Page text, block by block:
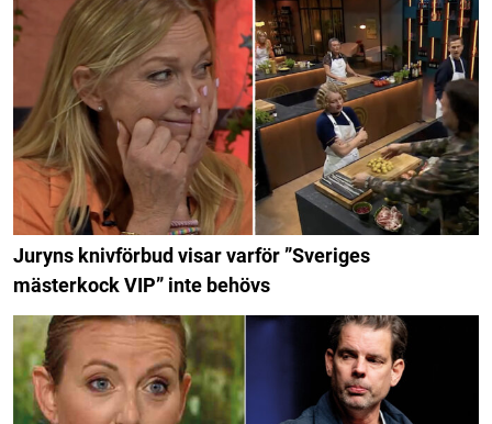
Juryns knivförbud visar varför ”Sveriges
mästerkock VIP” inte behövs